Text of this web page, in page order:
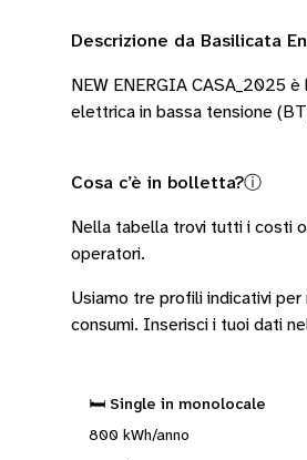
Descrizione da Basilicata
NEW ENERGIA CASA_2025
elettrica in bassa tensione
Cosa c’è in bolletta?ⓘ
Nella tabella trovi tutti i costi
operatori.
Usiamo tre profili indicativi
consumi. Inserisci i tuoi dati
🛏️ Single in monolocale
800 kWh/anno